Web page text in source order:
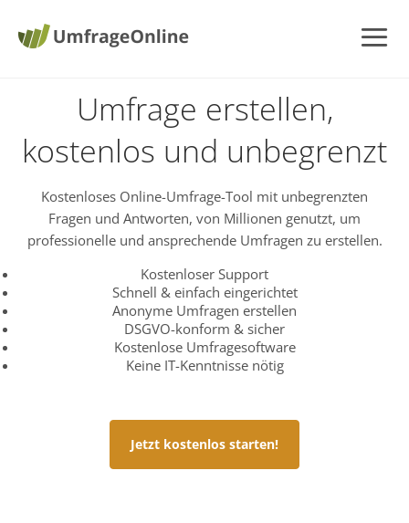
Umfrage erstellen,
kostenlos und unbegrenzt
Kostenloses Online-Umfrage-Tool mit unbegrenzten
Fragen und Antworten, von Millionen genutzt, um
professionelle und ansprechende Umfragen zu erstellen.
Kostenloser Support
Schnell & einfach eingerichtet
Anonyme Umfragen erstellen
DSGVO-konform & sicher
Kostenlose Umfragesoftware
Keine IT-Kenntnisse nötig
Jetzt kostenlos starten!